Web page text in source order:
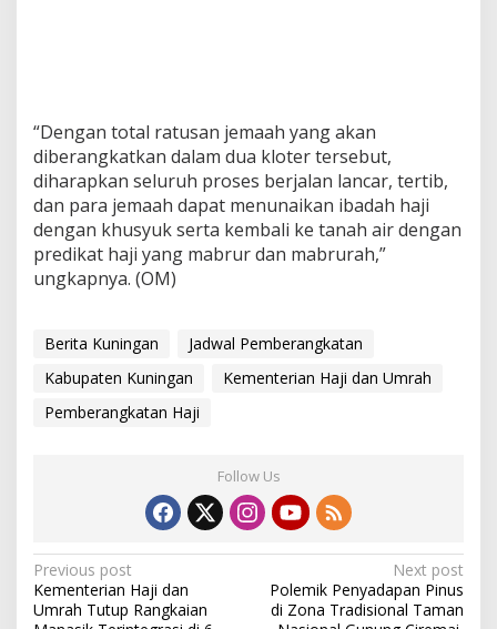
“Dengan total ratusan jemaah yang akan
diberangkatkan dalam dua kloter tersebut,
diharapkan seluruh proses berjalan lancar, tertib,
dan para jemaah dapat menunaikan ibadah haji
dengan khusyuk serta kembali ke tanah air dengan
predikat haji yang mabrur dan mabrurah,”
ungkapnya. (OM)
Berita Kuningan
Jadwal Pemberangkatan
Kabupaten Kuningan
Kementerian Haji dan Umrah
Pemberangkatan Haji
Follow Us
Post
navigation
Previous post
Kementerian Haji dan
Umrah Tutup Rangkaian
Next post
Polemik Penyadapan Pinus
di Zona Tradisional Taman